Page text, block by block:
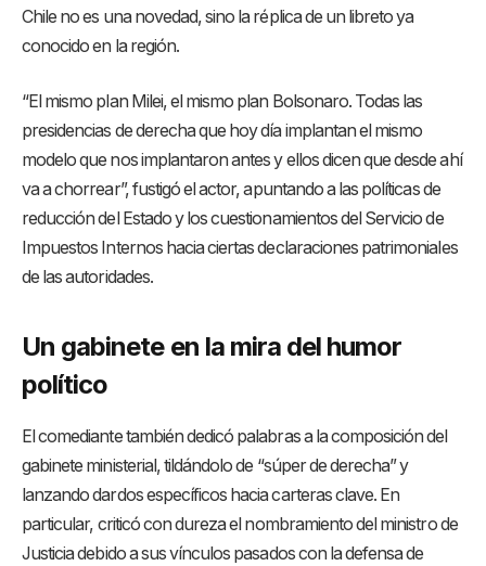
Chile no es una novedad, sino la réplica de un libreto ya
conocido en la región.
“El mismo plan Milei, el mismo plan Bolsonaro. Todas las
presidencias de derecha que hoy día implantan el mismo
modelo que nos implantaron antes y ellos dicen que desde ahí
va a chorrear”, fustigó el actor, apuntando a las políticas de
reducción del Estado y los cuestionamientos del Servicio de
Impuestos Internos hacia ciertas declaraciones patrimoniales
de las autoridades.
Un gabinete en la mira del humor
político
El comediante también dedicó palabras a la composición del
gabinete ministerial, tildándolo de “súper de derecha” y
lanzando dardos específicos hacia carteras clave. En
particular, criticó con dureza el nombramiento del ministro de
Justicia debido a sus vínculos pasados con la defensa de